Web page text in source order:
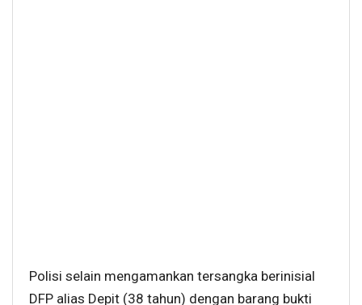
Polisi selain mengamankan tersangka berinisial
DFP alias Depit (38 tahun) dengan barang bukti